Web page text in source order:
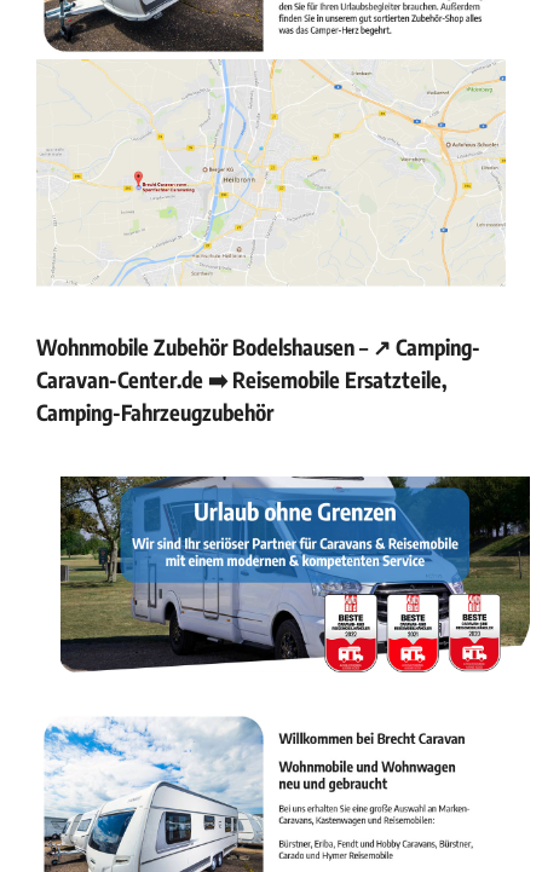
Wohnmobile Zubehör Bodelshausen – ↗️ Camping-
Caravan-Center.de ➡️ Reisemobile Ersatzteile,
Camping-Fahrzeugzubehör